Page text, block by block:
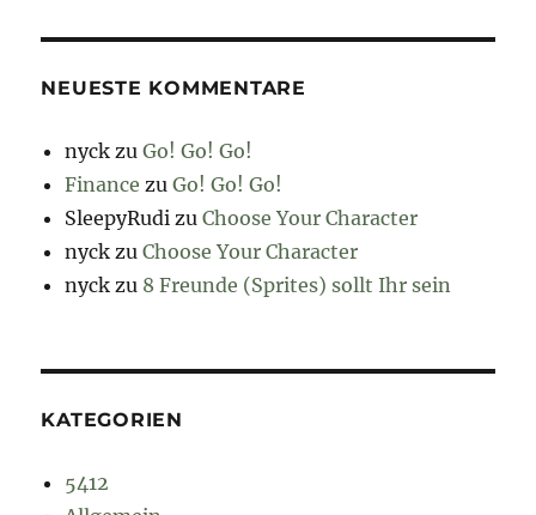
NEUESTE KOMMENTARE
nyck zuGo! Go! Go!
Finance zuGo! Go! Go!
SleepyRudi zuChoose Your Character
nyck zuChoose Your Character
nyck zu 8 Freunde (Sprites) sollt Ihr sein
KATEGORIEN
5412